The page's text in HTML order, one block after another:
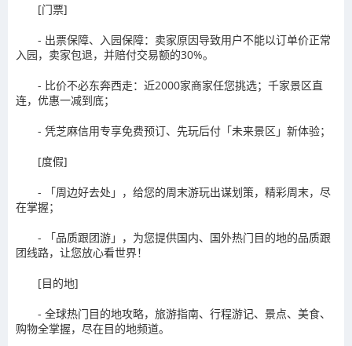
[门票]
- 出票保障、入园保障：卖家原因导致用户不能以订单价正常
入园，卖家包退，并赔付交易额的30%。
- 比价不必东奔西走：近2000家商家任您挑选；千家景区直
连，优惠一减到底；
- 凭芝麻信用专享免费预订、先玩后付「未来景区」新体验；
[度假]
- 「周边好去处」，给您的周末游玩出谋划策，精彩周末，尽
在掌握；
- 「品质跟团游」，为您提供国内、国外热门目的地的品质跟
团线路，让您放心看世界！
[目的地]
- 全球热门目的地攻略，旅游指南、行程游记、景点、美食、
购物全掌握，尽在目的地频道。